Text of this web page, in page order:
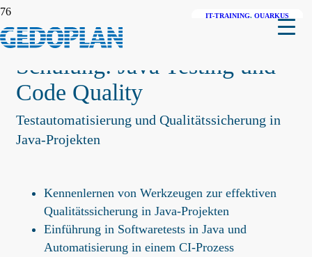
Schulung: Java Testing und
Code Quality
Testautomatisierung und Qualitätssicherung in
Java-Projekten
Kennenlernen von Werkzeugen zur effektiven
Qualitätssicherung in Java-Projekten
Einführung in Softwaretests in Java und
Automatisierung in einem CI-Prozess
01.12.–04.12.2026
01.12.–04.12.2026
01.12.–04.12.2026
27.04.–30.04.2027
27.04.–30.04.2027
27.04.–30.04.2027
19.10.–22.10.2027
19.10.–22.10.2027
19.10.–22.10.2027
IT-TRAINING,JAVA
JAVA
JAKARTA EE
IT-TRAINING,QUARKUS